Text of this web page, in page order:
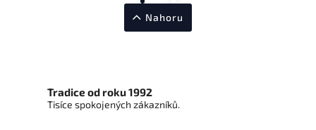
Nahoru
Tradice od roku 1992
Tisíce spokojených zákazníků.